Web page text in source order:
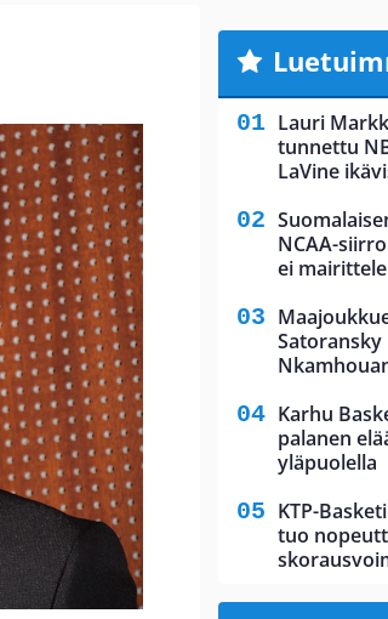
Lauri
tunnettu
LaVine
NCAA-
ei mairittele
Karhu
palanen
yläpuolella
KTP-
tuo